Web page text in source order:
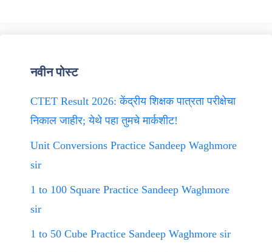
नवीन पोस्ट
CTET Result 2026: केंद्रीय शिक्षक पात्रता परीक्षेचा
निकाल जाहीर; येथे पहा तुमचे मार्कशीट!
Unit Conversions Practice Sandeep Waghmore
sir
1 to 100 Square Practice Sandeep Waghmore
sir
1 to 50 Cube Practice Sandeep Waghmore sir